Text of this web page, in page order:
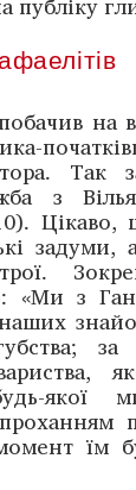
на
Так
з
Цікаво,
задуми,
«Ми з
якої
їм